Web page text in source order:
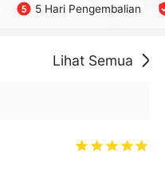
5 Hari Pengembalian
Lihat Semua